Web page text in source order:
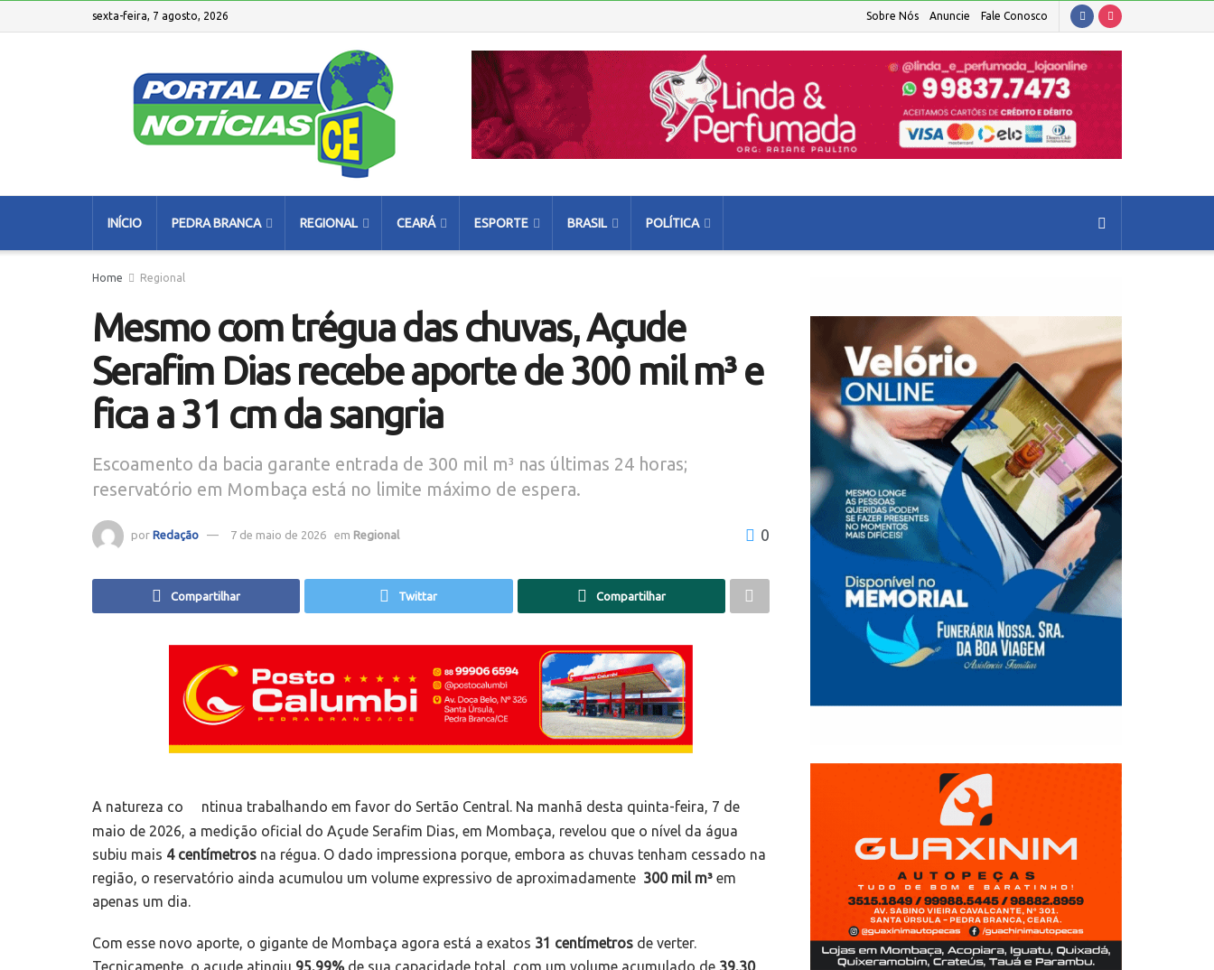
sexta-feira, 7 agosto, 2026 Sobre Nós Anuncie Fale Conosco
INÍCIO PEDRA BRANCA REGIONAL CEARÁ ESPORTE BRASIL POLÍTICA
Home Regional
Mesmo com trégua das chuvas, Açude
Serafim Dias recebe aporte de 300 mil m³ e
fica a 31 cm da sangria
Escoamento da bacia garante entrada de 300 mil m³ nas últimas 24 horas;
reservatório em Mombaça está no limite máximo de espera.
por Redação 7 de maio de 2026 em Regional 0
Compartilhar Twittar Compartilhar
A natureza co
ntinua trabalhando em favor do Sertão Central. Na manhã desta quinta-feira, 7 de
maio de 2026, a medição oficial do Açude Serafim Dias, em Mombaça, revelou que o nível da água
subiu mais 4 centímetros na régua. O dado impressiona porque, embora as chuvas tenham cessado na
região, o reservatório ainda acumulou um volume expressivo de aproximadamente 300 mil m³ em
apenas um dia.
Com esse novo aporte, o gigante de Mombaça agora está a exatos 31 centímetros de verter.
Tecnicamente, o açude atingiu 95,99%de sua capacidade total, com um volume acumulado de 39,30